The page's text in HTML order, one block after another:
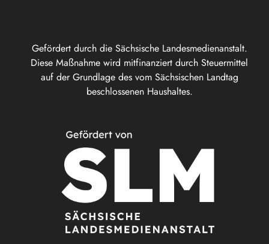
Gefördert durch die Sächsische Landesmedienanstalt.
Diese Maßnahme wird mitfinanziert durch Steuermittel
auf der Grundlage des vom Sächsischen Landtag
beschlossenen Haushaltes.